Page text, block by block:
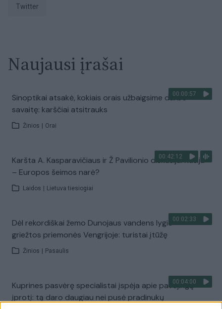
Twitter
Naujausi įrašai
00:00:57
Sinoptikai atsakė, kokiais orais užbaigsime darbo
savaitę: karščiai atsitrauks
Žinios Orai
00:42:12
Karšta A. Kasparavičiaus ir Ž Pavilionio diskusija: Rusija
– Europos šeimos narė?
Laidos Lietuva tiesiogiai
00:02:33
Dėl rekordiškai žemo Dunojaus vandens lygio –
griežtos priemonės Vengrijoje: turistai įtūžę
Žinios Pasaulis
00:04:00
Kuprines pasvėrę specialistai įspėja apie pavojingą
įprotį: tą daro daugiau nei pusė pradinukų